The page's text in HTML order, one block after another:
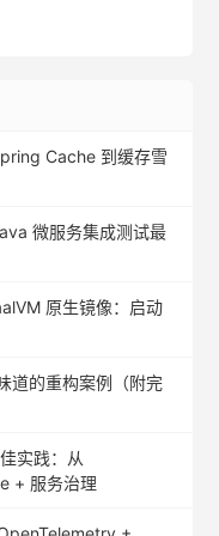
Cache 到缓存雪
微服务集成测试最
原生镜像：启动
道的重构案例（附完
实践：从
+ 服务治理